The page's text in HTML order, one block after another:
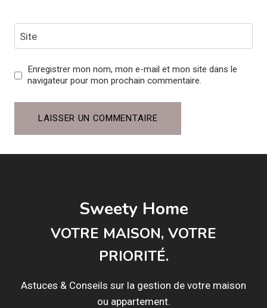
Site
Enregistrer mon nom, mon e-mail et mon site dans le
navigateur pour mon prochain commentaire.
Sweety Home
VOTRE MAISON, VOTRE
PRIORITÉ.
Astuces & Conseils sur la gestion de votre maison
ou appartement.